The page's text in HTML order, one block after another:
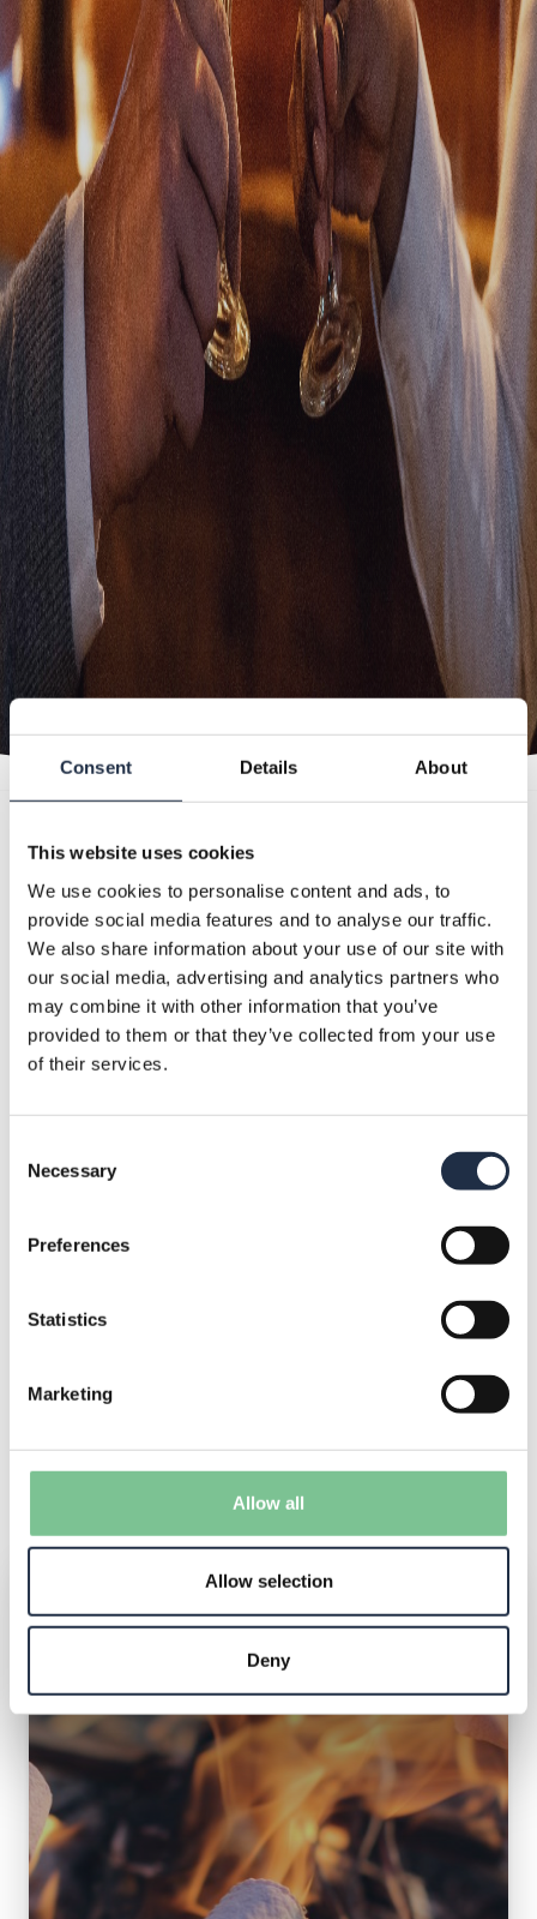
Consent Details About
This website uses cookies
We use cookies to personalise content and ads, to
provide social media features and to analyse our traffic.
We also share information about your use of our site with
our social media, advertising and analytics partners who
may combine it with other information that you’ve
provided to them or that they’ve collected from your use
of their services.
Selection
Necessary
Preferences
Statistics
Marketing
Allow all
Allow selection
Deny
VERWELKOM HET NIEUWE JAAR
VANUIT HET HART VAN DE VELUWE!
Maak je klaar voor een betoverende
kerstborrel te midden van de prachtige
Veluwe bij Hotel De Beyaerd! Nodig je
collega's uit om de feestdagen te vieren in
deze schitterende natuurlijke omgeving.
hapjes en drankjes, en een gezellige sfeer.
een onvergetelijke kerstborrel in de
betoverende ambiance van de Veluwe. Mis
deze kans niet en vier de kerst op een unieke
manier!
VELUWSE KERSTBORREL